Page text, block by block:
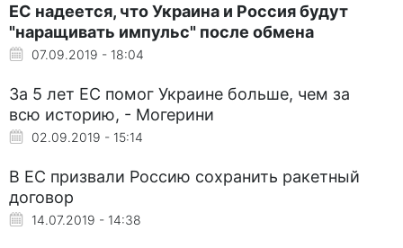
ЕС надеется, что Украина и Россия будут
"наращивать импульс" после обмена
07.09.2019 - 18:04
За 5 лет ЕС помог Украине больше, чем за
всю историю, - Могерини
02.09.2019 - 15:14
В ЕС призвали Россию сохранить ракетный
договор
14.07.2019 - 14:38